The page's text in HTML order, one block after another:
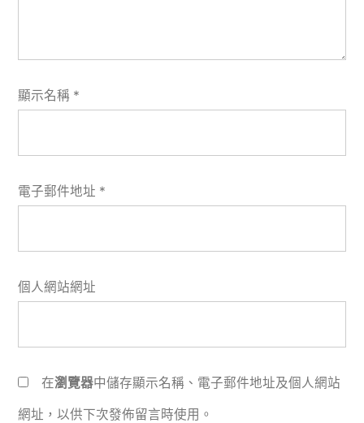
顯示名稱 *
電子郵件地址 *
個人網站網址
在瀏覽器中儲存顯示名稱、電子郵件地址及個人網站
網址，以供下次發佈留言時使用。